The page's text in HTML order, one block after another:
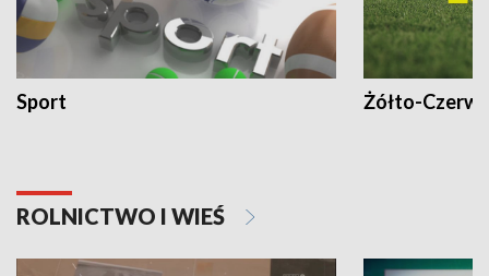
Sport Żółto-
ROLNICTWO I WIEŚ